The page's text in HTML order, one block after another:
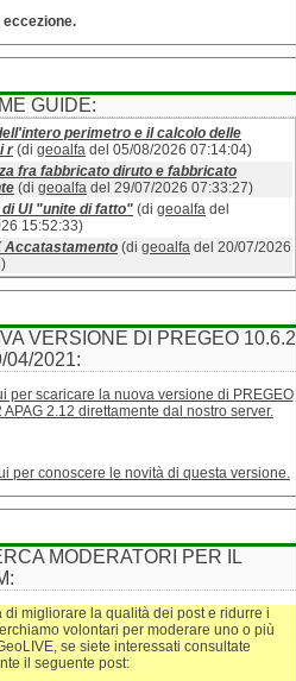
eccezione.
GUIDE:
perimetro e il calcolo delle
r (di geoalfa del 05/08/2026 07:14:04)
fra fabbricato diruto e fabbricato
(di geoalfa del 29/07/2026 07:33:27)
UI "unite di fatto" (di geoalfa del
15:52:33)
Accatastamento (di geoalfa del 20/07/2026
VERSIONE DI PREGEO 10.6.2
04/2021:
per scaricare la nuova versione di PREGEO
APAG 2.12 direttamente dal nostro server.
per conoscere le novità di questa versione.
MODERATORI PER IL
di migliorare la qualità dei post e ridurre i
volontari per moderare uno o più
se siete interessati consultate
il seguente post: